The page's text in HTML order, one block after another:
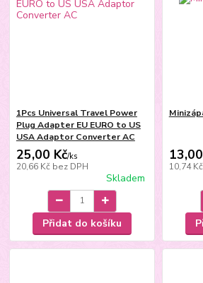
1Pcs Universal Travel Power
Plug Adapter EU EURO to US
USA Adaptor Converter AC
25,00 Kč/ks
20,66 Kč bez DPH
Skladem
Přidat do košíku
10,74 Kč